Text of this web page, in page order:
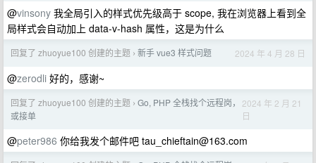
@vinsony 我全局引入的样式优先级高于 scope, 我在浏览器上看到全
局样式会自动加上 data-v-hash 属性，这是为什么
回复了 zhuoyue100 创建的主题 › 新手 vue3 样式问题 2024 年 4 月 28 日
@zerodli 好的，感谢~
回复了 zhuoyue100 创建的主题 › Go, PHP 全栈找个远程岗，
或接单
2024 年 2 月 21
日
@peter986 你给我发个邮件吧 tau_chieftain@163.com